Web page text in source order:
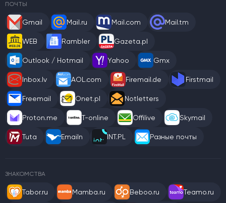
ПОЧТЫ
Gmail Mail.ru Mail.com Mail.tm
WEB Rambler Gazeta.pl
Outlook / Hotmail Yahoo Gmx
Inbox.lv AOL.com Firemail.de Firstmail
Freemail Onet.pl Notletters
Proton.me T-online Offilive Skymail
Tuta Emailn INT.PL Разные почты
ЗНАКОМСТВА
Tabor.ru Mamba.ru Beboo.ru Teamo.ru